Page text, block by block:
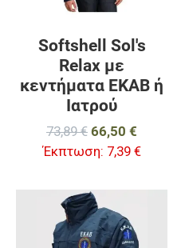
Softshell Sol's
Relax με
κεντήματα ΕΚΑΒ ή
Ιατρού
73,89 € 66,50 €
Έκπτωση: 7,39 €
Προσθήκη στα αγαπημένα
Προσθήκη για σύγκριση